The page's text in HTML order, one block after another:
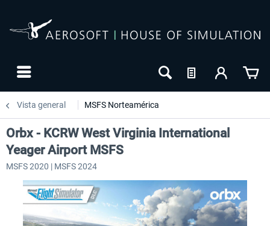
Vista general MSFS Norteamérica
Orbx - KCRW West Virginia International
Yeager Airport MSFS
MSFS 2020 | MSFS 2024